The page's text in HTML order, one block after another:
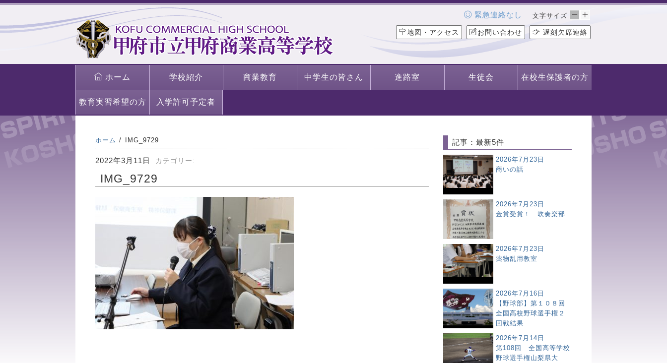
文字サイズ
地図・アクセス お問い合わせ 遅刻欠席連絡
緊急連絡なし
ホーム 学校紹介 商業教育 中学生の皆さん 進路室 生徒会 在校生保護者の方
教育実習希望の方 入学許可予定者
ホーム IMG_9729
2022年3月11日 カテゴリー:
IMG_9729
記事：最新5件
2026年7月23日
商いの話
2026年7月23日
金賞受賞！ 吹奏楽部
2026年7月23日
薬物乱用教室
2026年7月16日
【野球部】第１０８回
全国高校野球選手権２
回戦結果
2026年7月14日
第108回 全国高等学校
野球選手権山梨県大